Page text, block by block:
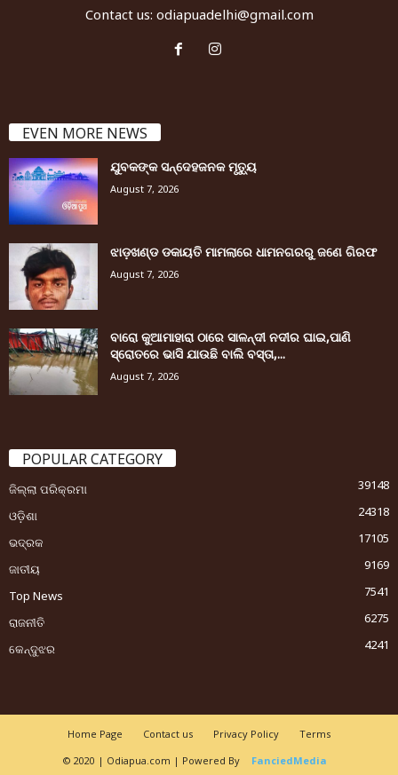
Contact us: odiapuadelhi@gmail.com
EVEN MORE NEWS
ଯୁବକଙ୍କ ସନ୍ଦେହଜନକ ମୃତ୍ୟୁ
August 7, 2026
ଝାଡ଼ଖଣ୍ଡ ଡକାୟତି ମାମଲାରେ ଧାମନଗରରୁ ଜଣେ ଗିରଫ
August 7, 2026
ବାରୋ କୁଆମାହାରା ଠାରେ ସାଳନ୍ଦୀ ନଦୀର ଘାଇ,ପାଣି
ସ୍ରୋତରେ ଭାସି ଯାଉଛି ବାଲି ବସ୍ତା,...
August 7, 2026
POPULAR CATEGORY
ଜିଲ୍ଲା ପରିକ୍ରମା
39148
ଓଡ଼ିଶା
24318
ଭଦ୍ରକ
17105
ଜାତୀୟ
9169
Top News
7541
ରାଜନୀତି
6275
କେନ୍ଦୁଝର
4241
Home Page Contact us Privacy Policy
Terms
© 2020 | Odiapua.com | Powered By
FanciedMedia